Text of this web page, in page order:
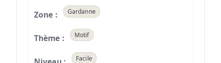
Gardanne
Motif
Facile